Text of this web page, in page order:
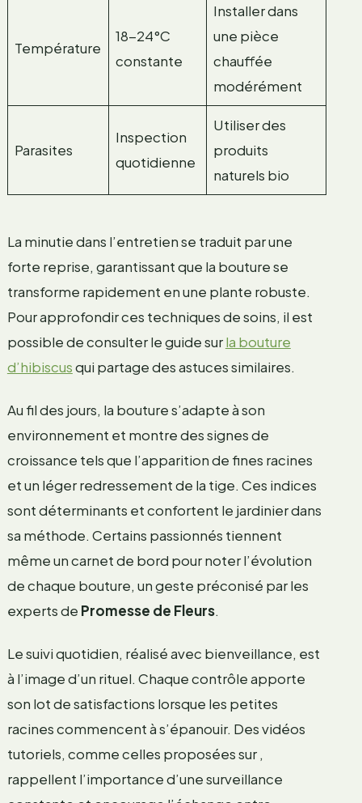
Température
18-24°C
constante
Installer dans
une pièce
chauffée
modérément
Parasites
Inspection
quotidienne
Utiliser des
produits
naturels bio
La minutie dans l’entretien se traduit par une
forte reprise, garantissant que la bouture se
transforme rapidement en une plante robuste.
Pour approfondir ces techniques de soins, il est
possible de consulter le guide surla bouture
d’hibiscusqui partage des astuces similaires.
Au fil des jours, la bouture s’adapte à son
environnement et montre des signes de
croissance tels que l’apparition de fines racines
et un léger redressement de la tige. Ces indices
sont déterminants et confortent le jardinier dans
sa méthode. Certains passionnés tiennent
même un carnet de bord pour noter l’évolution
de chaque bouture, un geste préconisé par les
experts de Promesse de Fleurs.
Le suivi quotidien, réalisé avec bienveillance, est
à l’image d’un rituel. Chaque contrôle apporte
son lot de satisfactions lorsque les petites
racines commencent à s’épanouir. Des vidéos
tutoriels, comme celles proposées sur ,
rappellent l’importance d’une surveillance